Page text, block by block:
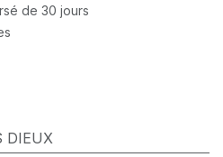
de 30 jours
DIEUX